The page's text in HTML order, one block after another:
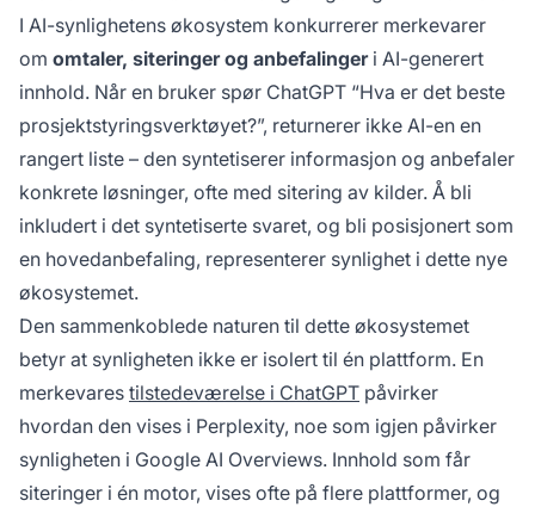
I AI-synlighetens økosystem konkurrerer merkevarer
om omtaler, siteringer og anbefalingeri AI-generert
innhold. Når en bruker spør ChatGPT “Hva er det beste
prosjektstyringsverktøyet?”, returnerer ikke AI-en en
rangert liste – den syntetiserer informasjon og anbefaler
konkrete løsninger, ofte med sitering av kilder. Å bli
inkludert i det syntetiserte svaret, og bli posisjonert som
en hovedanbefaling, representerer synlighet i dette nye
økosystemet.
Den sammenkoblede naturen til dette økosystemet
betyr at synligheten ikke er isolert til én plattform. En
merkevares tilstedeværelse i ChatGPT påvirker
hvordan den vises i Perplexity, noe som igjen påvirker
synligheten i Google AI Overviews. Innhold som får
siteringer i én motor, vises ofte på flere plattformer, og